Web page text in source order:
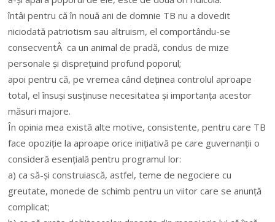
întâi pentru că în nouă ani de domnie TB nu a dovedit
niciodată patriotism sau altruism, el comportându-se
consecventÂ ca un animal de pradă, condus de mize
personale și disprețuind profund poporul;
apoi pentru că, pe vremea când deținea controlul aproape
total, el însuși susținuse necesitatea și importanța acestor
măsuri majore.
În opinia mea există alte motive, consistente, pentru care TB
face opoziție la aproape orice inițiativă pe care guvernanții o
consideră esențială pentru programul lor:
a) ca să-și construiască, astfel, teme de negociere cu
greutate, monede de schimb pentru un viitor care se anunță
complicat;